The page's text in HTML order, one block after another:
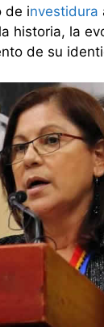
de investidura
historia, la
de su